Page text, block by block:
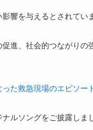
響を与えるとされてい
進、社会的つながりの
た救急現場のエピソー
ルソングをご披露しま